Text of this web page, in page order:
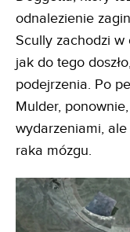
odnalezienie
Scully zachodzi w
jak do tego
podejrzenia. Po
Mulder,
wydarzeniami,
raka mózgu.